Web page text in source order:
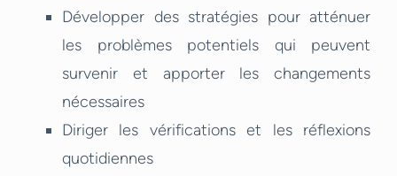
Développer des stratégies pour atténuer
les problèmes potentiels qui peuvent
survenir et apporter les changements
nécessaires
Diriger les vérifications et les réflexions
quotidiennes